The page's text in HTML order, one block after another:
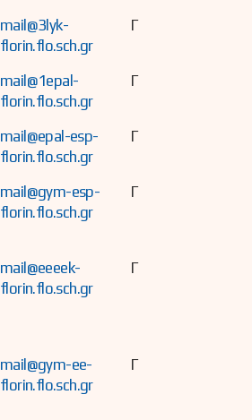
mail@3lyk-
florin.flo.sch.gr
Γ
mail@1epal-
florin.flo.sch.gr
Γ
mail@epal-esp-
florin.flo.sch.gr
Γ
mail@gym-esp-
florin.flo.sch.gr
Γ
mail@eeeek-
florin.flo.sch.gr
Γ
mail@gym-ee-
florin.flo.sch.gr
Γ